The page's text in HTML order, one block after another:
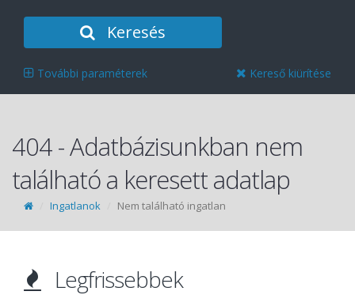
Keresés
További paraméterek Kereső kiürítése
404 - Adatbázisunkban nem
található a keresett adatlap
Ingatlanok Nem található ingatlan
Legfrissebbek